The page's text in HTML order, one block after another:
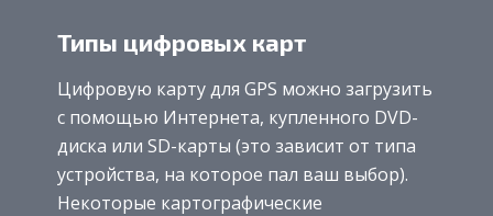
Типы цифровых карт
Цифровую карту для GPS можно загрузить
с помощью Интернета, купленного DVD-
диска или SD-карты (это зависит от типа
устройства, на которое пал ваш выбор).
Некоторые картографические